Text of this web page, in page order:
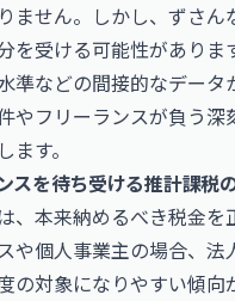
ません。しかし、ずさ
を受ける可能性があり
準などの間接的なデー
やフリーランスが負う
ます。
スを待ち受ける推計課税
、本来納めるべき税金
や個人事業主の場合、
の対象になりやすい傾向